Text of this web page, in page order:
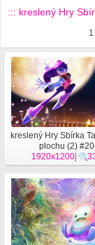
::: kreslený Hry
1
kreslený Hry Sbírka
plochu (2) #20
1920x1200